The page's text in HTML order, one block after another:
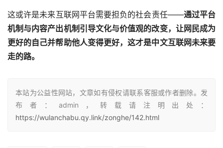
这或许是未来互联网平台需要担负的社会责任——通过平台
机制与内容产出机制引导文化与价值观的改变，让网民成为
更好的自己并帮助他人变得更好，这才是中文互联网未来要
走的路。
本站为公益性网站，文章如有侵权请联系客服或作者删除。发
布者：admin，转载请注明出处：
https://wulanchabu.qy.link/zonghe/142.html